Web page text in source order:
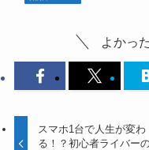
よかっ
スマホ1台で人生が変わ
る！？初心者ライバー